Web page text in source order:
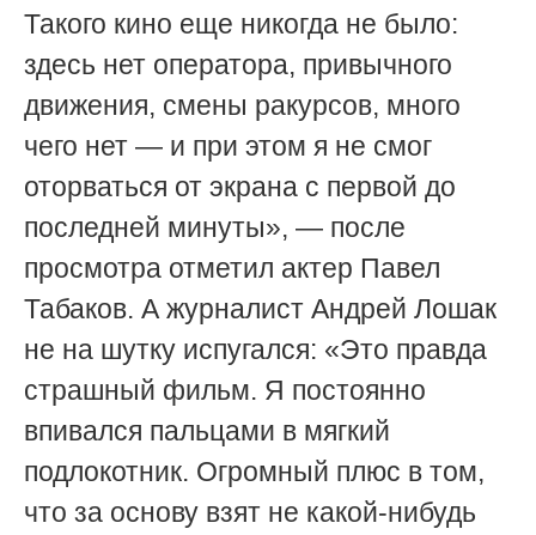
Такого кино еще никогда не было:
здесь нет оператора, привычного
движения, смены ракурсов, много
чего нет — и при этом я не смог
оторваться от экрана с первой до
последней минуты», — после
просмотра отметил актер Павел
Табаков. А журналист Андрей Лошак
не на шутку испугался: «Это правда
страшный фильм. Я постоянно
впивался пальцами в мягкий
подлокотник. Огромный плюс в том,
что за основу взят не какой-нибудь